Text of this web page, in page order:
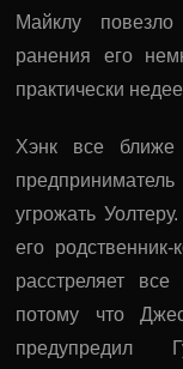
Майклу
ранения его
практически
Хэнк все ближе
угрожать
его
расстреляет
потому что
предупредил